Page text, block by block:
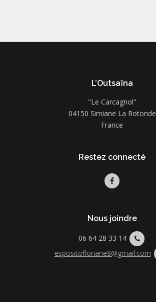
L’Outsaïna
"Le Carcagnol"
04150 Simiane La Rotonde
France
Restez connecté
Nous joindre
06 64 28 33 14
espositofloriane8@gmail.com